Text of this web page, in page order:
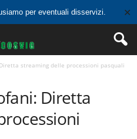
per eventuali disservizi. ✕
streaming delle processioni pasquali
Diretta